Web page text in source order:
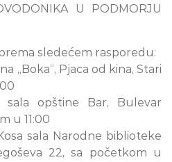
U PODMORJU
sledećem rasporedu:
„Boka“, Pjaca od kina, Stari
sala opštine Bar, Bulevar
u 11:00
sala Narodne biblioteke
22, sa početkom u